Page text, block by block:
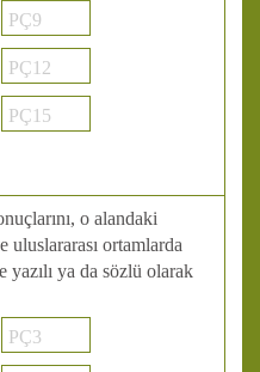
PÇ9
PÇ12
PÇ15
o alandaki
uluslararası ortamlarda
yazılı ya da sözlü olarak
PÇ3